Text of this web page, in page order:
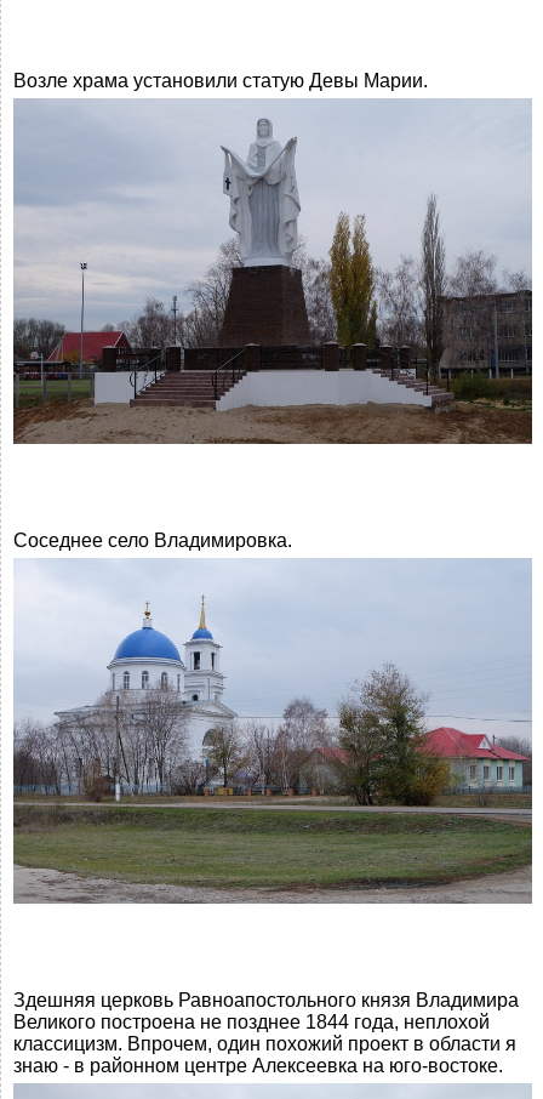
Возле храма установили статую Девы Марии.
Соседнее село Владимировка.
Здешняя церковь Равноапостольного князя Владимира
Великого построена не позднее 1844 года, неплохой
классицизм. Впрочем, один похожий проект в области я
знаю - в районном центре Алексеевка на юго-востоке.